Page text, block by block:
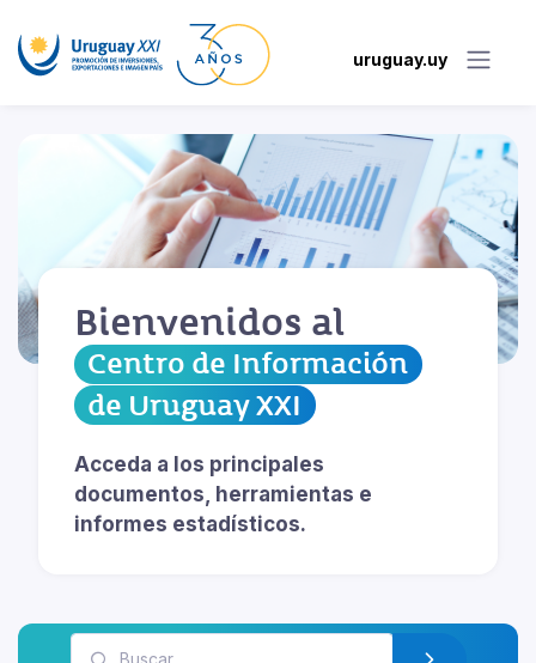
uruguay.uy
Bienvenidos al
Centro de Información
de Uruguay XXI
Acceda a los principales
documentos, herramientas e
informes estadísticos.